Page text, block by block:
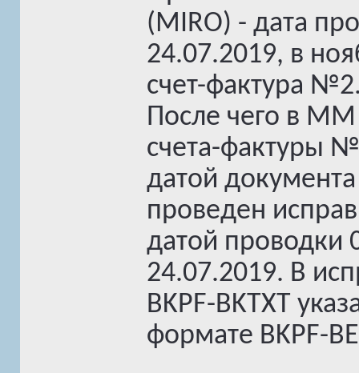
(MIRO) - дата
24.07.2019, в
счет-фактура
После чего в
счета-фактуры
датой
проведен
датой проводки
24.07.2019. В
BKPF-BKTXT
формате BKPF-